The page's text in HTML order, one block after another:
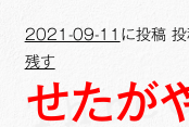
プ
Blog
+MM Online Video
2021-09-11 に投稿
残す
せたが